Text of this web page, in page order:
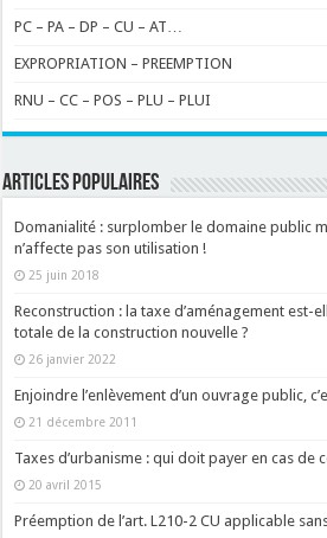
PC – PA – DP – CU – AT…
EXPROPRIATION – PREEMPTION
RNU – CC – POS – PLU – PLUI
ARTICLES POPULAIRES
Domanialité : surplomber le domaine public
n’affecte pas son utilisation !
25 juin 2018
Reconstruction : la taxe d’aménagement est-
totale de la construction nouvelle ?
26 janvier 2022
Enjoindre l’enlèvement d’un ouvrage public,
21 décembre 2011
Taxes d’urbanisme : qui doit payer en cas de
20 avril 2015
Préemption de l’art. L210-2 CU applicable